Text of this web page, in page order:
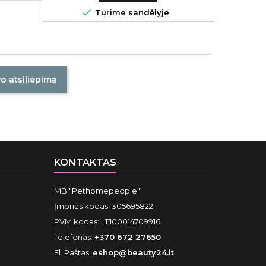
 Turime sandėlyje
atsiliepimą
KONTAKTAS
MB "Pethomepeople"
Įmonės kodas: 305695822
PVM kodas: LT100014709916
Telefonas: +370 672 27650
El. Paštas: eshop@beauty24.lt